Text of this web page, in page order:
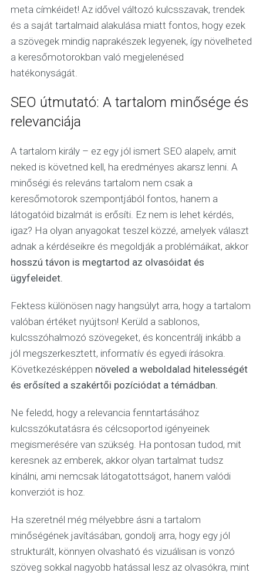
meta címkéidet! Az idővel változó kulcsszavak, trendek
és a saját tartalmaid alakulása miatt fontos, hogy ezek
a szövegek mindig naprakészek legyenek, így növelheted
a keresőmotorokban való megjelenésed
hatékonyságát.
SEO útmutató: A tartalom minősége és
relevanciája
A tartalom király – ez egy jól ismert SEO alapelv, amit
neked is követned kell, ha eredményes akarsz lenni. A
minőségi és releváns tartalom nem csak a
keresőmotorok szempontjából fontos, hanem a
látogatóid bizalmát is erősíti. Ez nem is lehet kérdés,
igaz? Ha olyan anyagokat teszel közzé, amelyek választ
adnak a kérdéseikre és megoldják a problémáikat, akkor
hosszú távon is megtartod az olvasóidat és
ügyfeleidet.
Fektess különösen nagy hangsúlyt arra, hogy a tartalom
valóban értéket nyújtson! Kerüld a sablonos,
kulcsszóhalmozó szövegeket, és koncentrálj inkább a
jól megszerkesztett, informatív és egyedi írásokra.
Következésképpen növeled a weboldalad hitelességét
és erősíted a szakértői pozíciódat a témádban.
Ne feledd, hogy a relevancia fenntartásához
kulcsszókutatásra és célcsoportod igényeinek
megismerésére van szükség. Ha pontosan tudod, mit
keresnek az emberek, akkor olyan tartalmat tudsz
kínálni, ami nemcsak látogatottságot, hanem valódi
konverziót is hoz.
Ha szeretnél még mélyebbre ásni a tartalom
minőségének javításában, gondolj arra, hogy egy jól
strukturált, könnyen olvasható és vizuálisan is vonzó
szöveg sokkal nagyobb hatással lesz az olvasókra, mint